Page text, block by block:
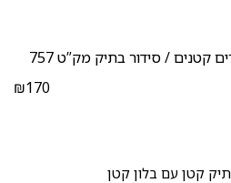
קטנים/ סידור בתיק מק”ט 757
₪170
בתיק קטן עם בלון קטן